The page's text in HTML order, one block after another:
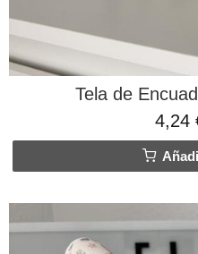
Tela de
4,24